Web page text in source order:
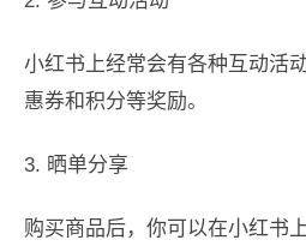
小红书上经常会有各种互动活
惠券和积分等奖励。
3. 晒单分享
购买商品后，你可以在小红书